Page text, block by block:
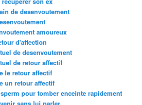
de desenvoutement
amoureux
d'affection
de desenvoutement
de retour affectif
le retour affectif
un retour affectif
pour tomber enceinte rapidement